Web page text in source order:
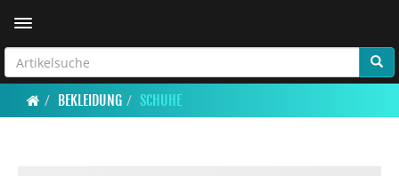
Toggle navigation
BEKLEIDUNG SCHUHE